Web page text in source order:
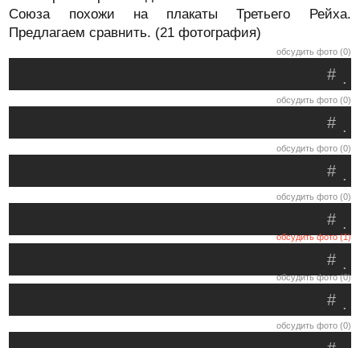
Союза похожи на плакаты Третьего Рейха.
Предлагаем сравнить. (21 фотография)
обсудить фото (0)
.
#
обсудить фото (0)
.
#
обсудить фото (0)
.
#
обсудить фото (0)
.
#
обсудить фото (1)
.
#
обсудить фото (0)
.
#
обсудить фото (0)